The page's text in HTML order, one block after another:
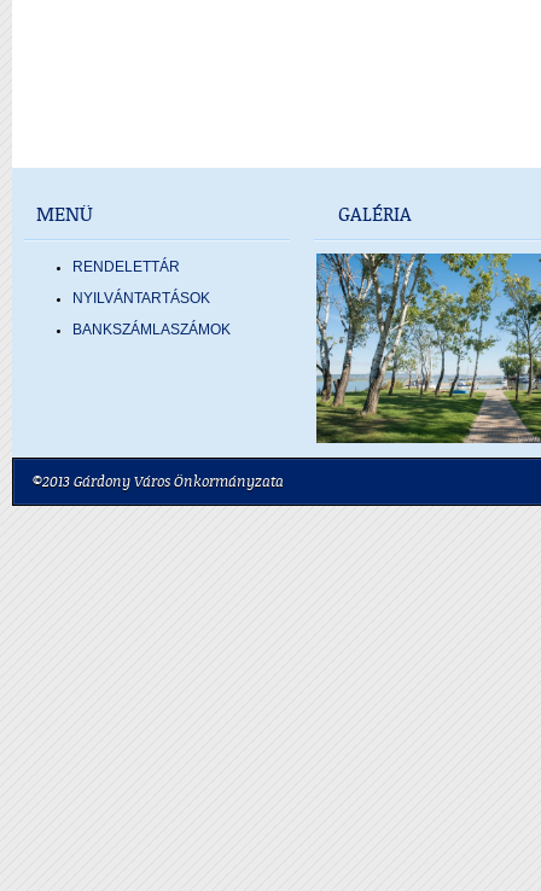
MENÜ
RENDELETTÁR
NYILVÁNTARTÁSOK
BANKSZÁMLASZÁMOK
GALÉRIA
©2013 Gárdony Város Önkormányzata